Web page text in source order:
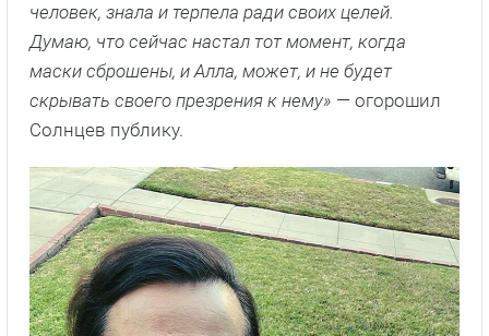
человек, знала и терпела ради своих целей.
Думаю, что сейчас настал тот момент, когда
маски сброшены, и Алла, может, и не будет
скрывать своего презрения к нему» — огорошил
Солнцев публику.